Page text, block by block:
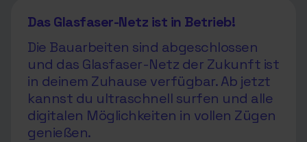
Das Glasfaser-Netz ist in Betrieb!
Die Bauarbeiten sind abgeschlossen
und das Glasfaser-Netz der Zukunft ist
in deinem Zuhause verfügbar. Ab jetzt
kannst du ultraschnell surfen und alle
digitalen Möglichkeiten in vollen Zügen
genießen.